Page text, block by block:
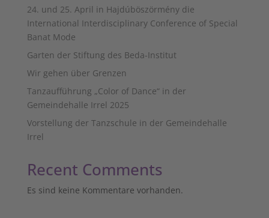
24. und 25. April in Hajdúböszörmény die
International Interdisciplinary Conference of Special
Banat Mode
Garten der Stiftung des Beda-Institut
Wir gehen über Grenzen
Tanzaufführung „Color of Dance“ in der
Gemeindehalle Irrel 2025
Vorstellung der Tanzschule in der Gemeindehalle
Irrel
Recent Comments
Es sind keine Kommentare vorhanden.